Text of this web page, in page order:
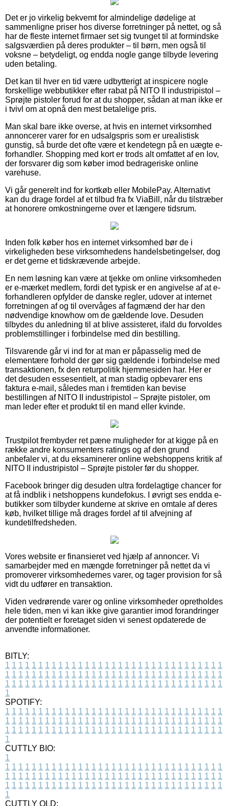
Det er jo virkelig bekvemt for almindelige dødelige at
sammenligne priser hos diverse forretninger på nettet, og så
har de fleste internet firmaer set sig tvunget til at formindske
salgsværdien på deres produkter – til børn, men også til
voksne – betydeligt, og endda nogle gange tilbyde levering
uden betaling.
Det kan til hver en tid være udbytterigt at inspicere nogle
forskellige webbutikker efter rabat på NITO II industripistol –
Sprøjte pistoler forud for at du shopper, sådan at man ikke er
i tvivl om at opnå den mest betalelige pris.
Man skal bare ikke overse, at hvis en internet virksomhed
annoncerer varer for en udsalgspris som er urealistisk
gunstig, så burde det ofte være et kendetegn på en uægte e-
forhandler. Shopping med kort er trods alt omfattet af en lov,
der forsvarer dig som køber imod bedrageriske online
varehuse.
Vi går generelt ind for kortkøb eller MobilePay. Alternativt
kan du drage fordel af et tilbud fra fx ViaBill, når du tilstræber
at honorere omkostningerne over et længere tidsrum.
Inden folk køber hos en internet virksomhed bør de i
virkeligheden bese virksomhedens handelsbetingelser, dog
er det gerne et tidskrævende arbejde.
En nem løsning kan være at tjekke om online virksomheden
er e-mærket medlem, fordi det typisk er en angivelse af at e-
forhandleren opfylder de danske regler, udover at internet
forretningen af og til overvåges af fagmænd der har den
nødvendige knowhow om de gældende love. Desuden
tilbydes du anledning til at blive assisteret, ifald du forvoldes
problemstillinger i forbindelse med din bestilling.
Tilsvarende går vi ind for at man er påpasselig med de
elementære forhold der gør sig gældende i forbindelse med
transaktionen, fx den returpolitik hjemmesiden har. Her er
det desuden essesentielt, at man stadig opbevarer ens
faktura e-mail, således man i fremtiden kan bevise
bestillingen af NITO II industripistol – Sprøjte pistoler, om
man leder efter et produkt til en mand eller kvinde.
Trustpilot frembyder ret pæne muligheder for at kigge på en
række andre konsumenters ratings og af den grund
anbefaler vi, at du eksaminerer online webshoppens kritik af
NITO II industripistol – Sprøjte pistoler før du shopper.
Facebook bringer dig desuden ultra fordelagtige chancer for
at få indblik i netshoppens kundefokus. I øvrigt ses endda e-
butikker som tilbyder kunderne at skrive en omtale af deres
køb, hvilket tillige må drages fordel af til afvejning af
kundetilfredsheden.
Vores website er finansieret ved hjælp af annoncer. Vi
samarbejder med en mængde forretninger på nettet da vi
promoverer virksomhedernes varer, og tager provision for så
vidt du udfører en transaktion.
Viden vedrørende varer og online virksomheder opretholdes
hele tiden, men vi kan ikke give garantier imod forandringer
der potentielt er foretaget siden vi senest opdaterede de
anvendte informationer.
BITLY:
1 1 1 1 1 1 1 1 1 1 1 1 1 1 1 1 1 1 1 1 1 1 1 1 1 1 1 1 1 1 1 1 1
1 1 1 1 1 1 1 1 1 1 1 1 1 1 1 1 1 1 1 1 1 1 1 1 1 1 1 1 1 1 1 1 1
1 1 1 1 1 1 1 1 1 1 1 1 1 1 1 1 1 1 1 1 1 1 1 1 1 1 1 1 1 1 1 1 1
1
SPOTIFY:
1 1 1 1 1 1 1 1 1 1 1 1 1 1 1 1 1 1 1 1 1 1 1 1 1 1 1 1 1 1 1 1 1
1 1 1 1 1 1 1 1 1 1 1 1 1 1 1 1 1 1 1 1 1 1 1 1 1 1 1 1 1 1 1 1 1
1 1 1 1 1 1 1 1 1 1 1 1 1 1 1 1 1 1 1 1 1 1 1 1 1 1 1 1 1 1 1 1 1
1
CUTTLY BIO:
1
1 1 1 1 1 1 1 1 1 1 1 1 1 1 1 1 1 1 1 1 1 1 1 1 1 1 1 1 1 1 1 1 1
1 1 1 1 1 1 1 1 1 1 1 1 1 1 1 1 1 1 1 1 1 1 1 1 1 1 1 1 1 1 1 1 1
1 1 1 1 1 1 1 1 1 1 1 1 1 1 1 1 1 1 1 1 1 1 1 1 1 1 1 1 1 1 1 1 1
1
CUTTLY OLD: